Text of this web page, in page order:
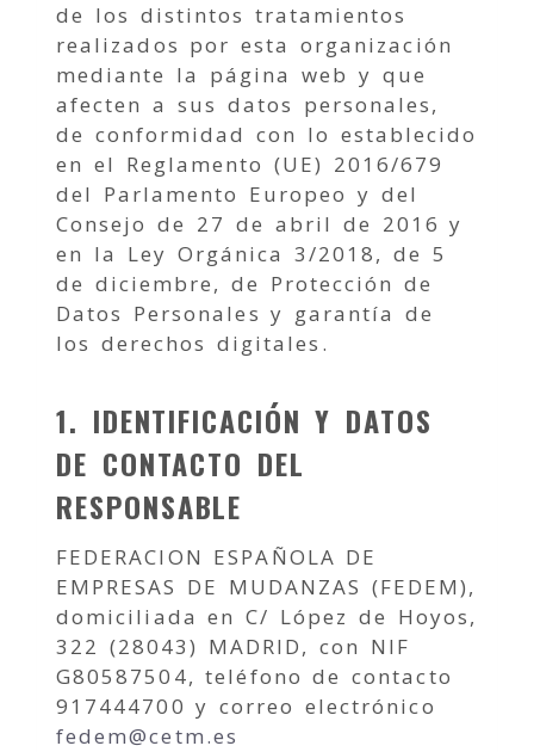
de los distintos tratamientos
realizados por esta organización
mediante la página web y que
afecten a sus datos personales,
de conformidad con lo establecido
en el Reglamento (UE) 2016/679
del Parlamento Europeo y del
Consejo de 27 de abril de 2016 y
en la Ley Orgánica 3/2018, de 5
de diciembre, de Protección de
Datos Personales y garantía de
los derechos digitales.
1. IDENTIFICACIÓN Y DATOS
DE CONTACTO DEL
RESPONSABLE
FEDERACION ESPAÑOLA DE
EMPRESAS DE MUDANZAS (FEDEM),
domiciliada en C/ López de Hoyos,
322 (28043) MADRID, con NIF
G80587504, teléfono de contacto
917444700 y correo electrónico
fedem
cetm.es